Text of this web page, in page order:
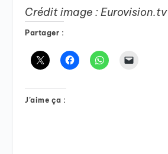
Crédit image : Eurovision.tv
Partager :
J’aime ça :